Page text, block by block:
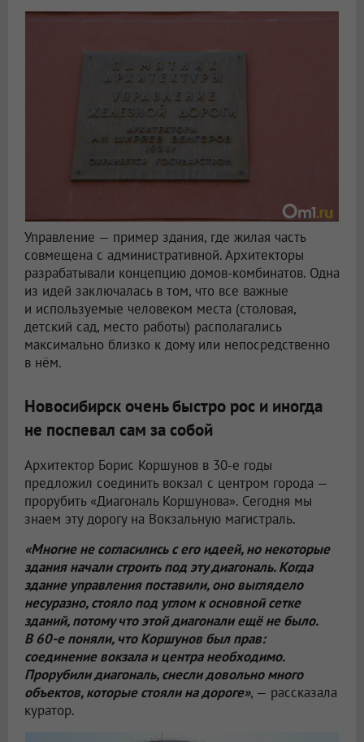
Управление — пример здания, где жилая часть
совмещена с административной. Архитекторы
разрабатывали концепцию домов-комбинатов. Одна
из идей заключалась в том, что все важные
и используемые человеком места (столовая,
детский сад, место работы) располагались
максимально близко к дому или непосредственно
в нём.
Новосибирск очень быстро рос и иногда
не поспевал сам за собой
Архитектор Борис Коршунов в 30-е годы
предложил соединить вокзал с центром города —
прорубить «Диагональ Коршунова». Сегодня мы
знаем эту дорогу на Вокзальную магистраль.
«Многие не согласились с его идеей, но некоторые
здания начали строить под эту диагональ. Когда
здание управления поставили, оно выглядело
несуразно, стояло под углом к основной сетке
зданий, потому что этой диагонали ещё не было.
В 60-е поняли, что Коршунов был прав:
соединение вокзала и центра необходимо.
Прорубили диагональ, снесли довольно много
объектов, которые стояли на дороге», — рассказала
куратор.